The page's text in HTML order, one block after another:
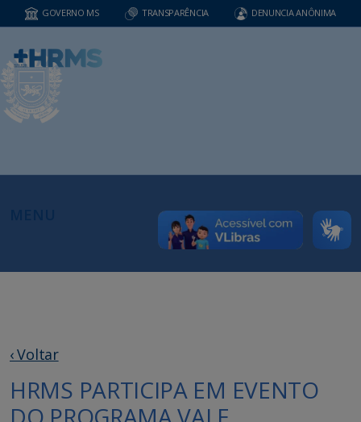
GOVERNO MS TRANSPARÊNCIA DENUNCIA ANÔNIMA
‹ Voltar
HRMS PARTICIPA EM EVENTO